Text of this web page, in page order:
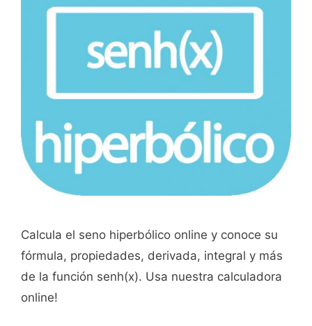
Calcula el seno hiperbólico online y conoce su
fórmula, propiedades, derivada, integral y más
de la función senh(x). Usa nuestra calculadora
online!